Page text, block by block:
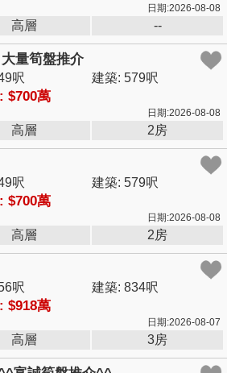
日期:2026-08-08
高層 --
量筍盤推介
呎 建築: 579呎
$700萬
日期:2026-08-08
高層 2房
呎 建築: 579呎
$700萬
日期:2026-08-08
高層 2房
呎 建築: 834呎
$918萬
日期:2026-08-07
高層 3房